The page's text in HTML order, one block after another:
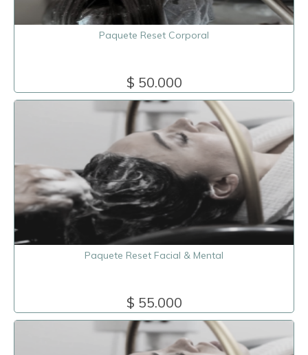
Paquete Reset Corporal
$ 50.000
Paquete Reset Facial & Mental
$ 55.000